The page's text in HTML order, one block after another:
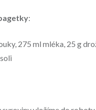
:
275 ml mléka, 25 g